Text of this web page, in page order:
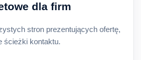
dla firm
stron prezentujących ofertę,
ścieżki kontaktu.